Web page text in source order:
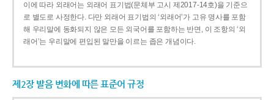
이에 따라 외래어는 외래어 표기법(문체부 고시 제2017-14호)을 기준으
로 별도로 사정한다. 다만 외래어 표기법의 ‘외래어’가 고유 명사를 포함
해 우리말에 동화되지 않은 모든 외국어를 포함하는 반면, 이 조항의 ‘외
래어’는 우리말에 편입된 말만을 이르는 좁은 개념이다.
제2장 발음 변화에 따른 표준어 규정